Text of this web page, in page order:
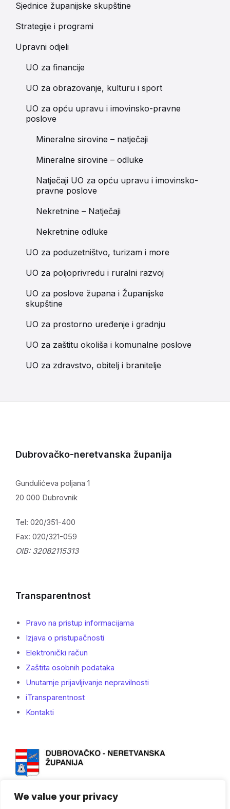
We value your privacy
Sjednice županijske skupštine
Strategije i programi
Upravni odjeli
UO za financije
UO za obrazovanje, kulturu i sport
UO za opću upravu i imovinsko-pravne
poslove
Mineralne sirovine – natječaji
Mineralne sirovine – odluke
Natječaji UO za opću upravu i imovinsko-
pravne poslove
Nekretnine – Natječaji
Nekretnine odluke
UO za poduzetništvo, turizam i more
UO za poljoprivredu i ruralni razvoj
UO za poslove župana i Županijske
skupštine
UO za prostorno uređenje i gradnju
UO za zaštitu okoliša i komunalne poslove
UO za zdravstvo, obitelj i branitelje
Dubrovačko-neretvanska županija
Gundulićeva poljana 1
20 000 Dubrovnik
Tel: 020/351-400
Fax: 020/321-059
OIB: 32082115313
Transparentnost
Pravo na pristup informacijama
Izjava o pristupačnosti
Elektronički račun
Zaštita osobnih podataka
Unutarnje prijavljivanje nepravilnosti
iTransparentnost
Kontakti